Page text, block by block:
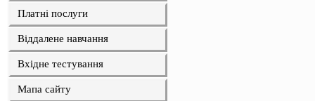
Платні послуги
Віддалене навчання
Вхідне тестування
Мапа сайту